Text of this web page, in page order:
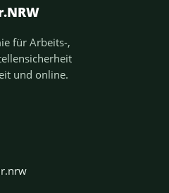
für Arbeits-,
und online.